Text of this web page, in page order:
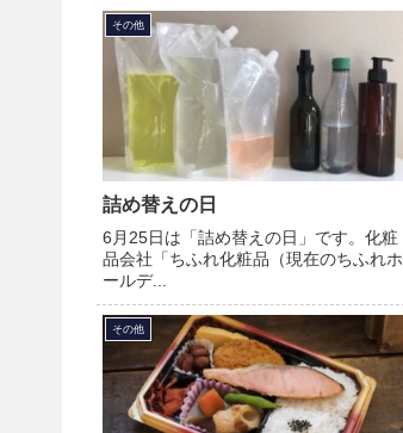
その他
詰め替えの日
6月25日は「詰め替えの日」です。化粧
品会社「ちふれ化粧品（現在のちふれホ
ールデ...
その他